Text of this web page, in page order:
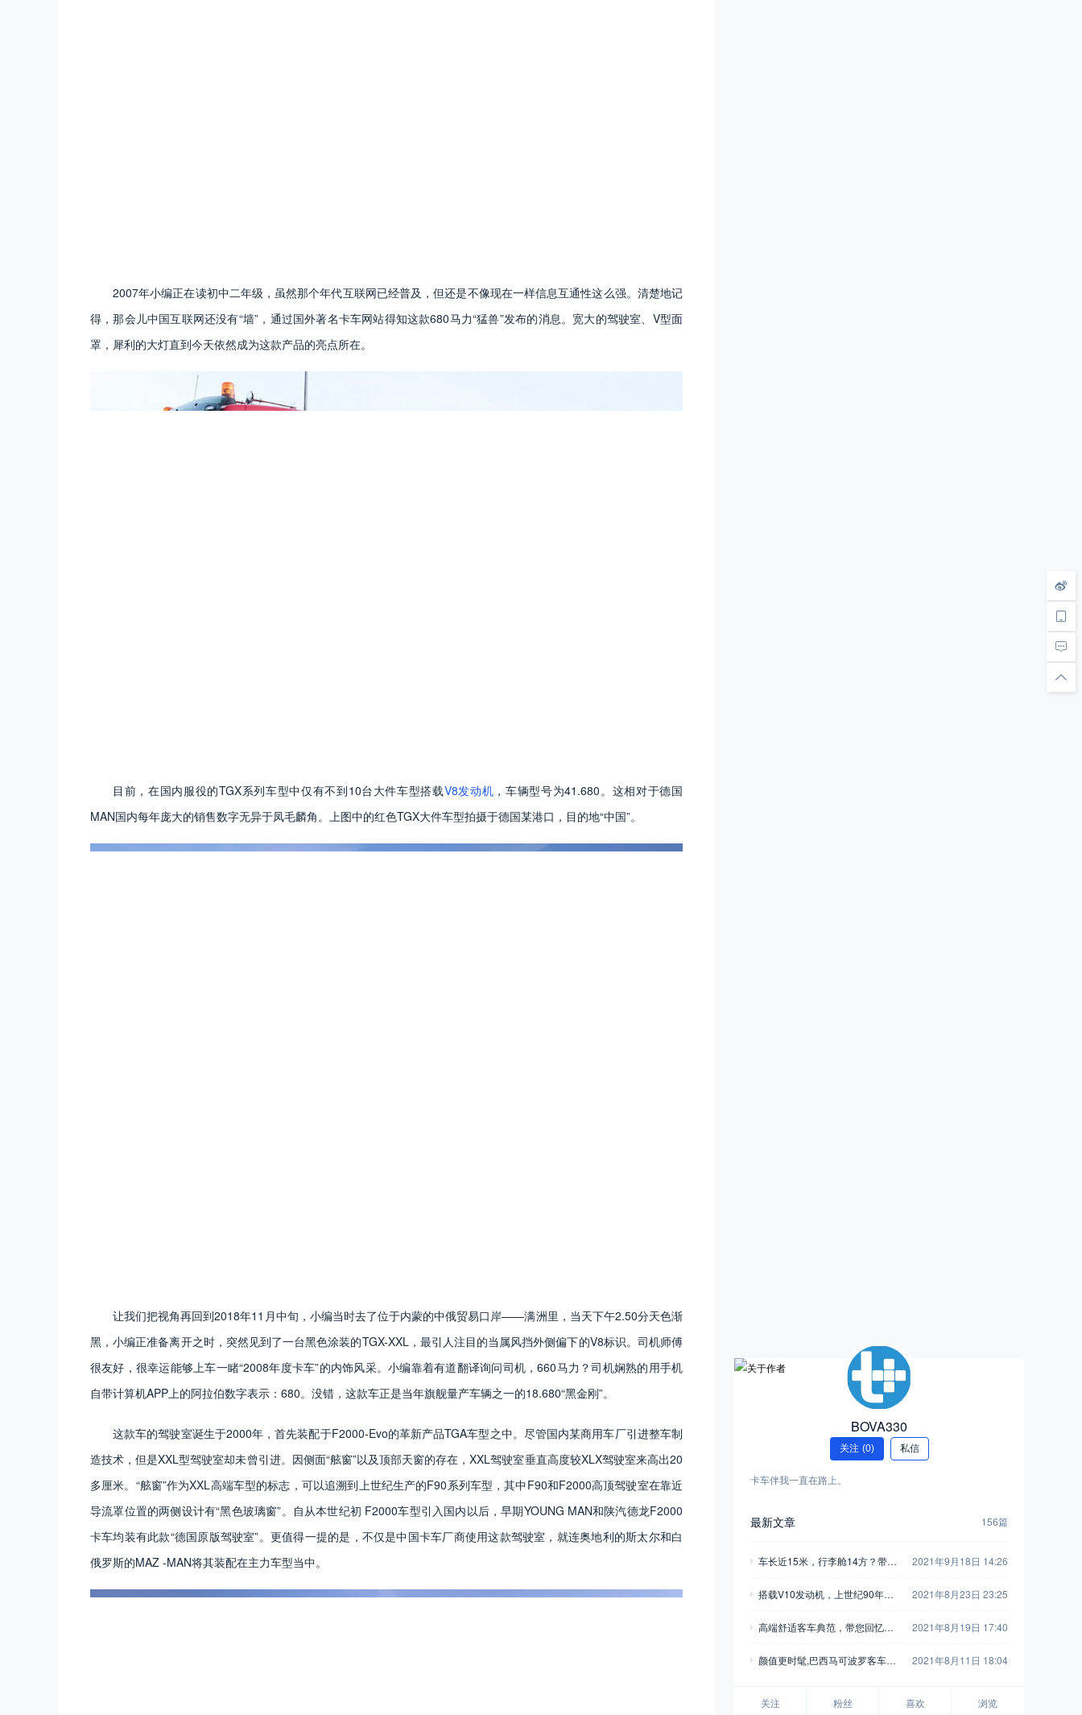
2007年小编正在读初中二年级，虽然那个年代互联网已经普及，但还是不像现在一样信息互通性这么强。清楚地记
得，那会儿中国互联网还没有“墙”，通过国外著名卡车网站得知这款680马力“猛兽”发布的消息。宽大的驾驶室、V型面
罩，犀利的大灯直到今天依然成为这款产品的亮点所在。
目前，在国内服役的TGX系列车型中仅有不到10台大件车型搭载V8发动机 ，车辆型号为41.680。这相对于德国
MAN国内每年庞大的销售数字无异于凤毛麟角。上图中的红色TGX大件车型拍摄于德国某港口，目的地“中国”。
让我们把视角再回到2018年11月中旬，小编当时去了位于内蒙的中俄贸易口岸——满洲里，当天下午2.50分天色渐
黑，小编正准备离开之时，突然见到了一台黑色涂装的TGX-XXL，最引人注目的当属风挡外侧偏下的V8标识。司机师傅
很友好，很幸运能够上车一睹“2008年度卡车”的内饰风采。小编靠着有道翻译询问司机，660马力？司机娴熟的用手机
自带计算机APP上的阿拉伯数字表示：680。没错，这款车正是当年旗舰量产车辆之一的18.680“黑金刚”。
这款车的驾驶室诞生于2000年，首先装配于F2000-Evo的革新产品TGA车型之中。尽管国内某商用车厂引进整车制
造技术，但是XXL型驾驶室却未曾引进。因侧面“舷窗”以及顶部天窗的存在，XXL驾驶室垂直高度较XLX驾驶室来高出20
多厘米。“舷窗”作为XXL高端车型的标志，可以追溯到上世纪生产的F90系列车型，其中F90和F2000高顶驾驶室在靠近
导流罩位置的两侧设计有“黑色玻璃窗”。自从本世纪初 F2000车型引入国内以后，早期YOUNG MAN和陕汽德龙F2000
卡车均装有此款“德国原版驾驶室”。更值得一提的是，不仅是中国卡车厂商使用这款驾驶室，就连奥地利的斯太尔和白
俄罗斯的MAZ -MAN将其装配在主力车型当中。
BOVA330
关注 (0) 私信
卡车伴我一直在路上。
最新文章 156篇
车长近15米，行李舱14方？带您
超长大巴
2021年9月18日 14:26
搭载V10发动机，上世纪90年代
牵引车你肯定没有见过
2021年8月23日 23:25
高端舒适客车典范，带您回忆尼
程
2021年8月19日 17:40
颜值更时髦,巴西马可波罗客车发
生产
2021年8月11日 18:04
关注 粉丝 喜欢 浏览